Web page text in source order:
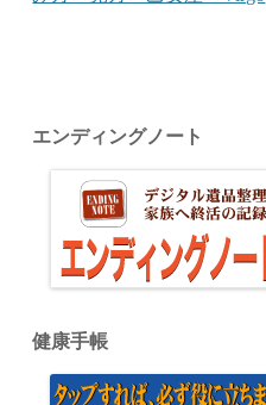
エンディングノート
健康手帳